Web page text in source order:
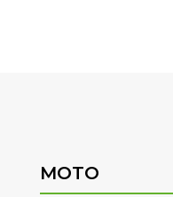
MOTO